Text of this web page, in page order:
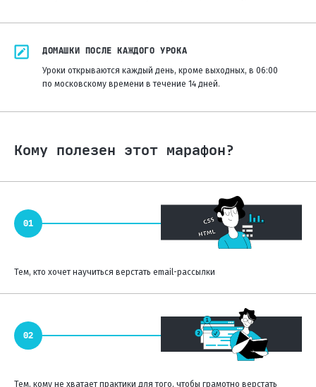
ДОМАШКИ ПОСЛЕ КАЖДОГО УРОКА
Уроки открываются каждый день, кроме выходных, в 06:00
по московскому времени в течение 14 дней.
Кому полезен этот марафон?
Тем, кто хочет научиться верстать email-рассылки
Тем, кому не хватает практики для того, чтобы грамотно верстать